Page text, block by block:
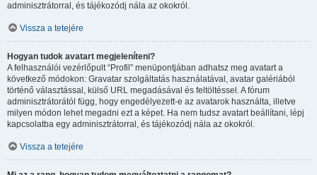
adminisztrátorral, és tájékozódj nála az okokról.
Vissza a tetejére
Hogyan tudok avatart megjeleníteni?
A felhasználói vezérlőpult “Profil” menüpontjában adhatsz meg avatart a
következő módokon: Gravatar szolgáltatás használatával, avatar galériából
történő választással, külső URL megadásával és feltöltéssel. A fórum
adminisztrátorától függ, hogy engedélyezett-e az avatarok használta, illetve
milyen módon lehet megadni ezt a képet. Ha nem tudsz avatart beállítani, lépj
kapcsolatba egy adminisztrátorral, és tájékozódj nála az okokról.
Vissza a tetejére